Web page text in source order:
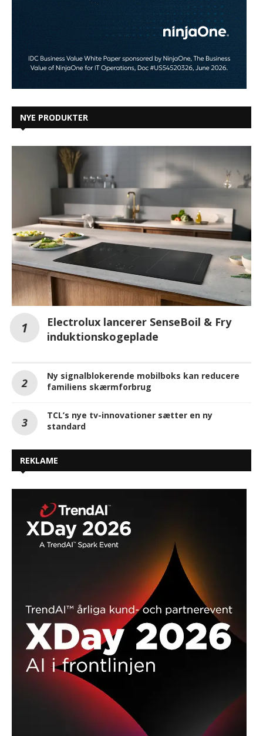
NYE PRODUKTER
Electrolux lancerer SenseBoil & Fry
induktionskogeplade
Ny signalblokerende mobilboks kan reducere
familiens skærmforbrug
TCL’s nye tv-innovationer sætter en ny
standard
REKLAME